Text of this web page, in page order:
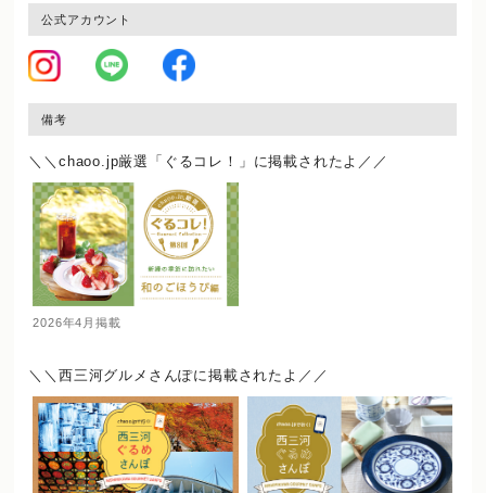
公式アカウント
備考
＼＼chaoo.jp厳選「ぐるコレ！」に掲載されたよ／／
2026年4月掲載
＼＼西三河グルメさんぽに掲載されたよ／／